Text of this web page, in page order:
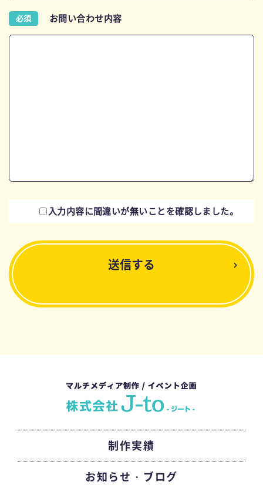
必須 お問い合わせ内容
入力内容に間違いが無いことを確認しました。
制作実績
お知らせ・ブログ